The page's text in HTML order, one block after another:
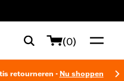
(0)
retourneren - Nu shoppen